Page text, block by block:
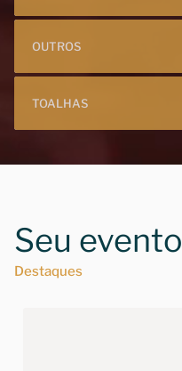
OUTROS
TOALHAS
Seu evento
Destaques